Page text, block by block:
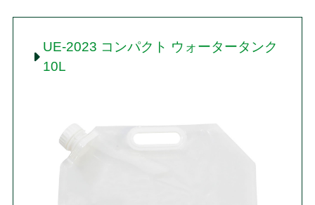
UE-2023 コンパクト ウォータータンク
10L